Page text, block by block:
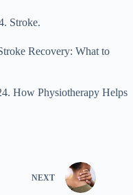
Stroke.
Recovery: What to
How Physiotherapy Helps
NEXT